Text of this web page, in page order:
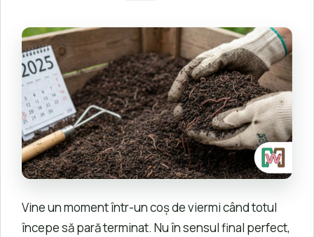
Vine un moment într-un coș de viermi când totul
începe să pară terminat. Nu în sensul final perfect,